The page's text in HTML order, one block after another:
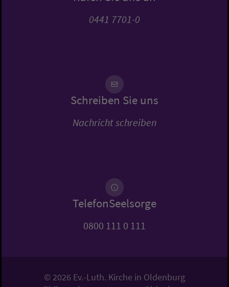
0441 7701-0
Schreiben Sie uns
Nachricht schreiben
TelefonSeelsorge
0800 111 0 111
© 2026 Ev.-Luth. Kirche in Oldenburg